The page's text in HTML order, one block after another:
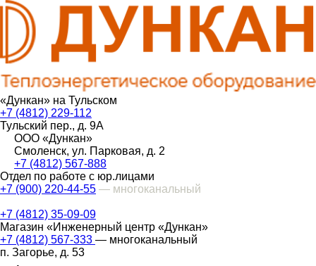
«Дункан» на Тульском
+7 (4812) 229-112
Тульский пер., д. 9А
ООО «Дункан»
Смоленск, ул. Парковая, д. 2
+7 (4812) 567-888
Отдел по работе с юр.лицами
+7 (900) 220-44-55 — многоканальный
+7 (4812) 35-09-09
Магазин «Инженерный центр «Дункан»
+7 (4812) 567-333 — многоканальный
п. Загорье, д. 53